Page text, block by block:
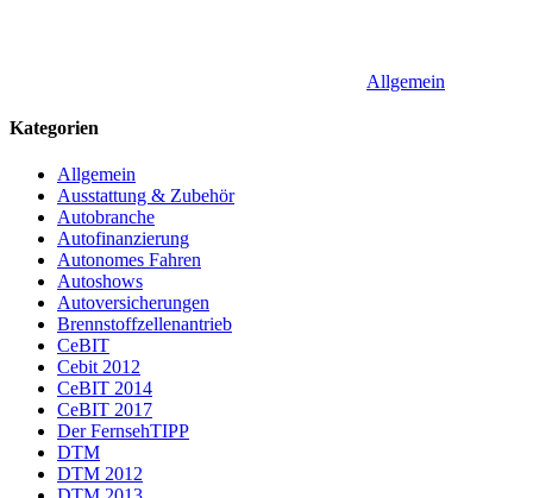
Allgemein
Kategorien
Allgemein
Ausstattung & Zubehör
Autobranche
Autofinanzierung
Autonomes Fahren
Autoshows
Autoversicherungen
Brennstoffzellenantrieb
CeBIT
Cebit 2012
CeBIT 2014
CeBIT 2017
Der FernsehTIPP
DTM
DTM 2012